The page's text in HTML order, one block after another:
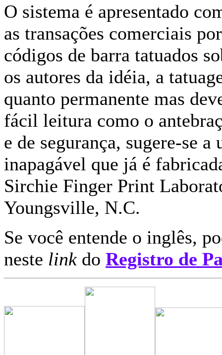
O sistema é apresentado
as transações comerciais
códigos de barra tatuados
os autores da idéia, a
quanto permanente mas
fácil leitura como o
e de segurança, sugere-se
inapagável que já é
Sirchie Finger Print
Youngsville, N.C.
Se você entende o inglês,
neste linkdo Registro de